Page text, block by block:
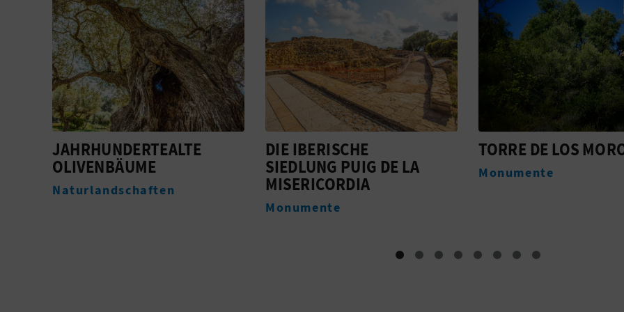
DIE IBERISCHE
SIEDLUNG PUIG DE LA
MISERICORDIA
TORRE DE LOS MOROS
Monumente NUESTRA SEÑORA DE
MISERICORDIA